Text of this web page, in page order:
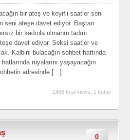
bir ateş ve keyifli saatler seni
seni ateşe davet ediyor. Baştan
bir kadınla olmanın tadını
davet ediyor. Seksi saatler ve
Kalbini bulacağın sohbet hattında
rüyalarını yaşayacağın
adresinde […]
2456 total views, 1 today
0